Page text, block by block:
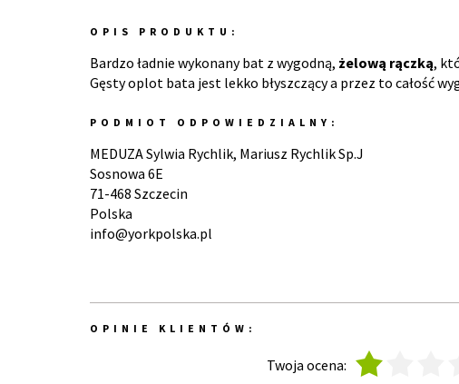
OPIS PRODUKTU:
Bardzo ładnie wykonany bat z wygodną, żelową rączką,
Gęsty oplot bata jest lekko błyszczący a przez to całość
PODMIOT ODPOWIEDZIALNY:
MEDUZA Sylwia Rychlik, Mariusz Rychlik Sp.J
Sosnowa 6E
71-468 Szczecin
Polska
info@yorkpolska.pl
OPINIE KLIENTÓW:
Twoja ocena: